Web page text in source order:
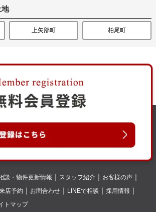
地
上矢部町 柏尾町
談・物件更新情報 スタッフ紹介
お客様の声
店予約 お問合わせ LINEで相談
採用情報
トマップ